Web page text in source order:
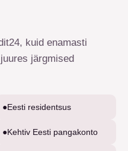
kuid enamasti
järgmised
●Eesti residentsus
●Kehtiv Eesti pangakonto